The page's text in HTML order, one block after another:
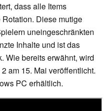
dass alle Items
Diese mutige
uneingeschränkten
Inhalte und ist das
Wie bereits erwähnt, wird
am 15. Mai veröffentlicht.
PC erhältlich.